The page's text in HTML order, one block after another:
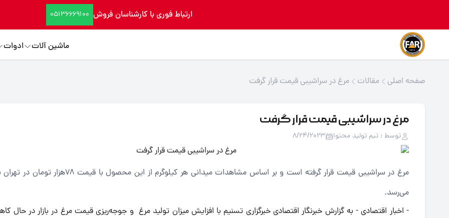
ارتباط فوری با کارشناسان فروش 05136669100
ماشین آلات ادوات
صفحه اصلی مقالات مرغ در سراشیبی قیمت قرار گرفت
مرغ در سراشیبی قیمت قرار گرفت
توسط : تیم تولید محتوا 8/24/2023
مرغ در سراشیبی قیمت قرار گرفته است و بر اساس مشاهدات میدانی هر کیلوگرم از این
می‌رسد.
- اخبار اقتصادی - به گزارش خبرنگار اقتصادی خبرگزاری تسنیم با افزایش میزان تولید مرغ و جوجه‌ریزی قیمت مرغ در بازار در